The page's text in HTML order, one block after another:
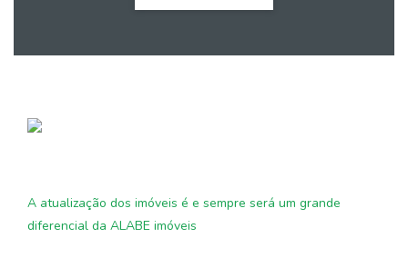
A atualização dos imóveis é e sempre será um grande
diferencial da ALABE imóveis